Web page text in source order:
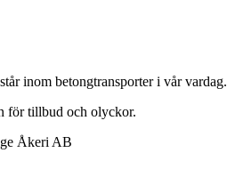
inom betongtransporter i vår vardag.
för tillbud och olyckor.
Åkeri AB